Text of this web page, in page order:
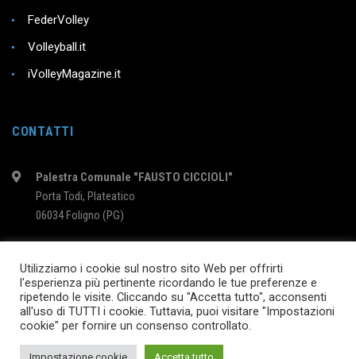
FederVolley
Volleyball.it
iVolleyMagazine.it
CONTATTI
Palestra Comunale "FAUSTO CICCIOLI"
Porta Todi, Plateatico
06034 Foligno (PG)
2024 © InterVolleyFoligno.it | P.I. 02895760540
SEGUICI SU
Utilizziamo i cookie sul nostro sito Web per offrirti
l'esperienza più pertinente ricordando le tue preferenze e
ripetendo le visite. Cliccando su "Accetta tutto", acconsenti
all'uso di TUTTI i cookie. Tuttavia, puoi visitare "Impostazioni
cookie" per fornire un consenso controllato.